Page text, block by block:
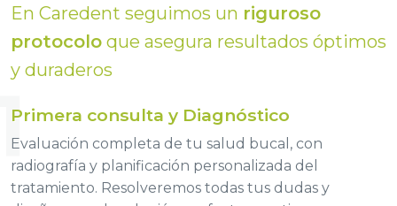
En Caredent seguimos un riguroso
protocolo que asegura resultados óptimos
y duraderos
Primera consulta y Diagnóstico
Evaluación completa de tu salud bucal, con
radiografía y planificación personalizada del
tratamiento. Resolveremos todas tus dudas y